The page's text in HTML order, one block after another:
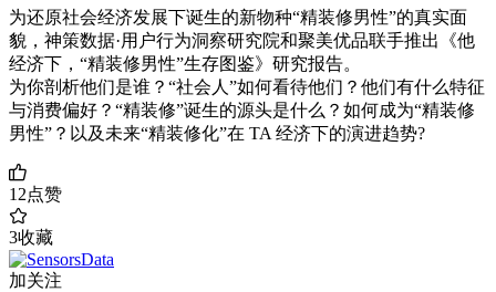
为还原社会经济发展下诞生的新物种“精装修男性”的真实面
貌，神策数据·用户行为洞察研究院和聚美优品联手推出《他
经济下，“精装修男性”生存图鉴》研究报告。
为你剖析他们是谁？“社会人”如何看待他们？他们有什么特征
与消费偏好？“精装修”诞生的源头是什么？如何成为“精装修
男性”？以及未来“精装修化”在 TA 经济下的演进趋势?
12点赞
3收藏
加关注